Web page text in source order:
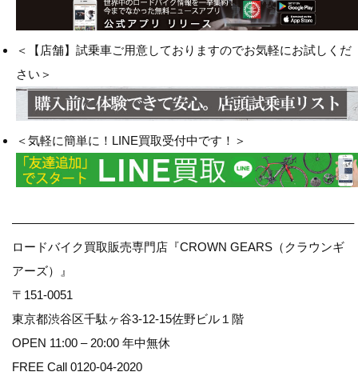
＜【店舗】試乗車ご用意しておりますのでお気軽にお試しくだ
さい＞
＜気軽に簡単に！LINE買取受付中です！＞
————————————————————————————–
ロードバイク買取販売専門店『CROWN GEARS（クラウンギ
アーズ）』
〒151-0051
東京都渋谷区千駄ヶ谷3-12-15佐野ビル１階
OPEN 11:00 – 20:00 年中無休
FREE Call 0120-04-2020